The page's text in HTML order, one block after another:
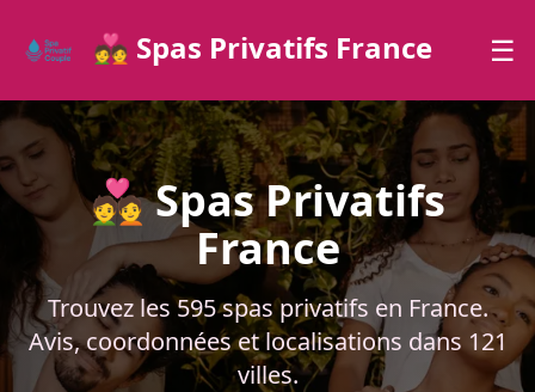
💑 Spas Privatifs France ☰
💑 Spas Privatifs
France
Trouvez les 595 spas privatifs en France.
Avis, coordonnées et localisations dans 121
villes.